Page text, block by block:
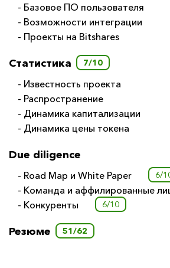
- Базовое ПО пользователя
- Возможности интеграции
- Проекты на Bitshares
Статистика 7/10
- Известность проекта
- Распространение
- Динамика капитализации
- Динамика цены токена
Due diligence
- Road Map и White Paper 6/
- Команда и аффилированные
- Конкуренты 6/10
Резюме 51/62